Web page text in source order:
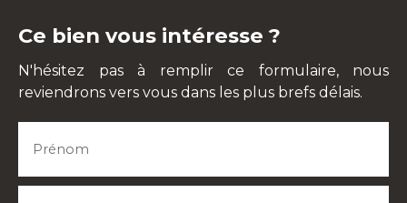
Ce bien vous intéresse ?
N'hésitez pas à remplir ce formulaire, nous
reviendrons vers vous dans les plus brefs délais.
Prénom